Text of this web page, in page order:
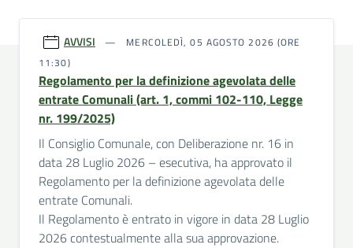
AVVISI
MERCOLEDÌ, 05 AGOSTO 2026 (ORE
11:30)
Regolamento per la definizione agevolata delle
entrate Comunali (art. 1, commi 102-110, Legge
nr. 199/2025)
Il Consiglio Comunale, con Deliberazione nr. 16 in
data 28 Luglio 2026 – esecutiva, ha approvato il
Regolamento per la definizione agevolata delle
entrate Comunali.
Il Regolamento è entrato in vigore in data 28 Luglio
2026 contestualmente alla sua approvazione.